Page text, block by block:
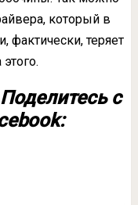
который в
фактически, теряет
с